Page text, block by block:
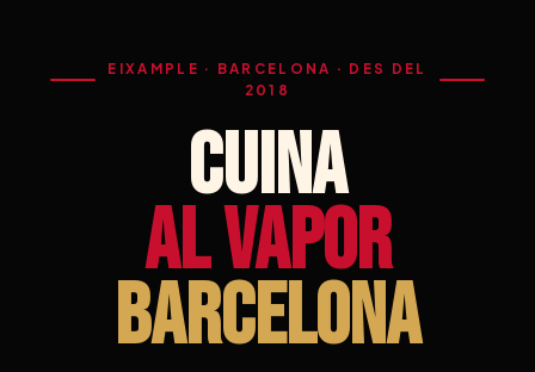
EIXAMPLE · BARCELONA · DES DEL
2018
CUINA
AL VAPOR
BARCELONA